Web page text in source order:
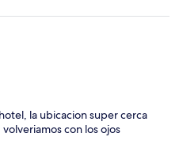
la ubicacion super cerca
con los ojos